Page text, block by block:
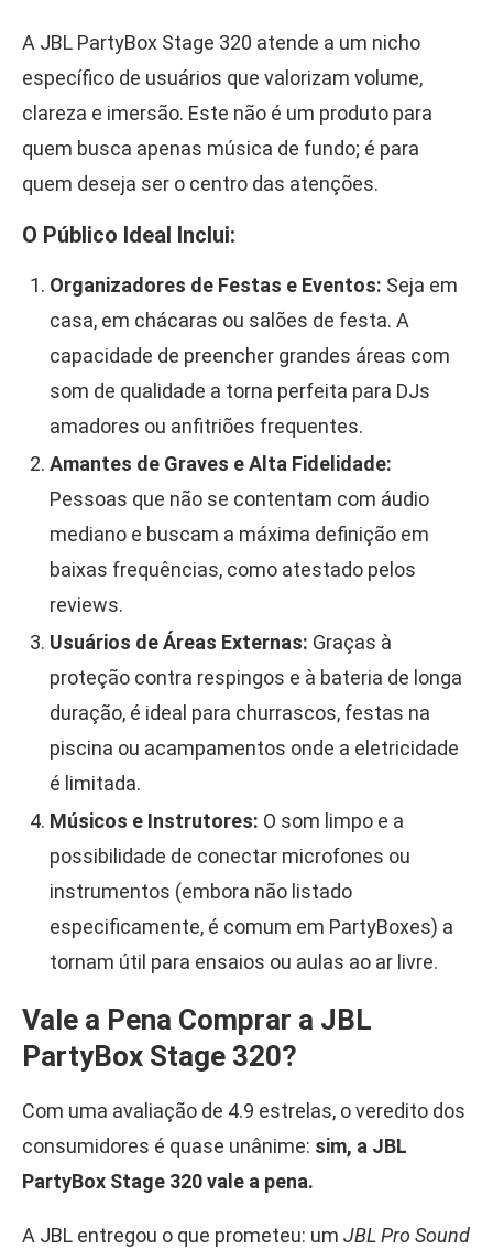
A JBL PartyBox Stage 320 atende a um nicho
específico de usuários que valorizam volume,
clareza e imersão. Este não é um produto para
quem busca apenas música de fundo; é para
quem deseja ser o centro das atenções.
O Público Ideal Inclui:
Organizadores de Festas e Eventos: Seja em
casa, em chácaras ou salões de festa. A
capacidade de preencher grandes áreas com
som de qualidade a torna perfeita para DJs
amadores ou anfitriões frequentes.
Amantes de Graves e Alta Fidelidade:
Pessoas que não se contentam com áudio
mediano e buscam a máxima definição em
baixas frequências, como atestado pelos
reviews.
Usuários de Áreas Externas: Graças à
proteção contra respingos e à bateria de longa
duração, é ideal para churrascos, festas na
piscina ou acampamentos onde a eletricidade
é limitada.
Músicos e Instrutores: O som limpo e a
possibilidade de conectar microfones ou
instrumentos (embora não listado
especificamente, é comum em PartyBoxes) a
tornam útil para ensaios ou aulas ao ar livre.
Vale a Pena Comprar a JBL
PartyBox Stage 320?
Com uma avaliação de 4.9 estrelas, o veredito dos
consumidores é quase unânime: sim, a JBL
PartyBox Stage 320 vale a pena.
A JBL entregou o que prometeu: um JBL Pro Sound